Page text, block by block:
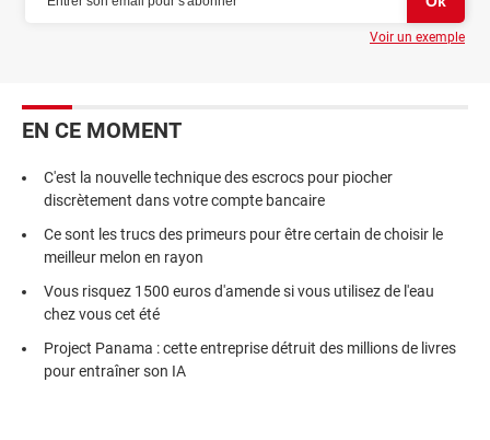
Voir un exemple
EN CE MOMENT
C'est la nouvelle technique des escrocs pour piocher
discrètement dans votre compte bancaire
Ce sont les trucs des primeurs pour être certain de choisir le
meilleur melon en rayon
Vous risquez 1500 euros d'amende si vous utilisez de l'eau
chez vous cet été
Project Panama : cette entreprise détruit des millions de livres
pour entraîner son IA